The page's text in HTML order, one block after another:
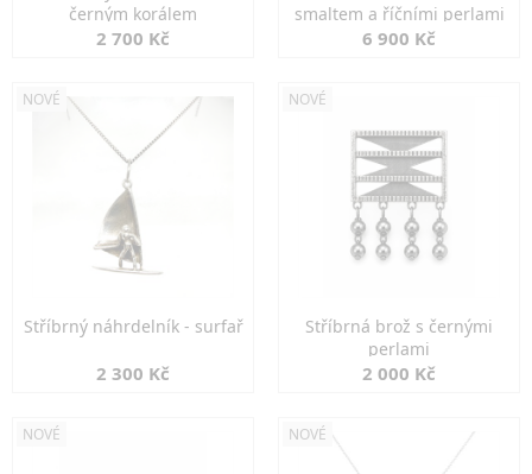
černým korálem
2 700 Kč
smaltem a říčními perlami
6 900 Kč
NOVÉ
Stříbrný náhrdelník - surfař
2 300 Kč
NOVÉ
Stříbrná brož s černými
perlami
2 000 Kč
NOVÉ NOVÉ